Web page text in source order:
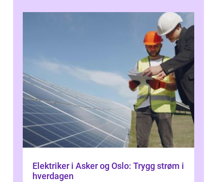
Elektriker i Asker og Oslo: Trygg strøm i
hverdagen